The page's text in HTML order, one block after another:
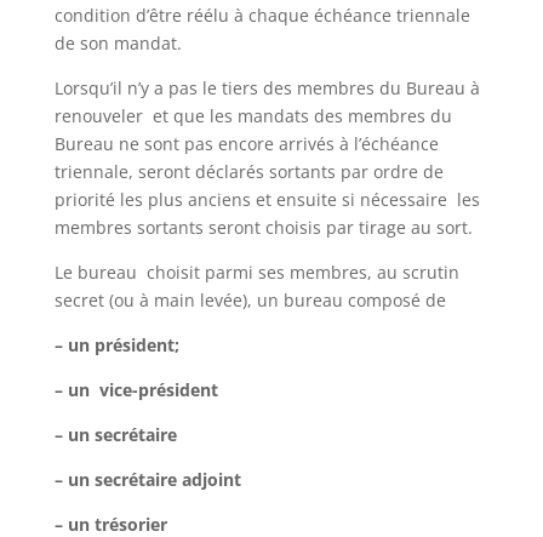
condition d’être réélu à chaque échéance triennale
de son mandat.
Lorsqu’il n’y a pas le tiers des membres du Bureau à
renouveler et que les mandats des membres du
Bureau ne sont pas encore arrivés à l’échéance
triennale, seront déclarés sortants par ordre de
priorité les plus anciens et ensuite si nécessaire les
membres sortants seront choisis par tirage au sort.
Le bureau choisit parmi ses membres, au scrutin
secret (ou à main levée), un bureau composé de
– un président;
– un vice-président
– un secrétaire
– un secrétaire adjoint
– un trésorier